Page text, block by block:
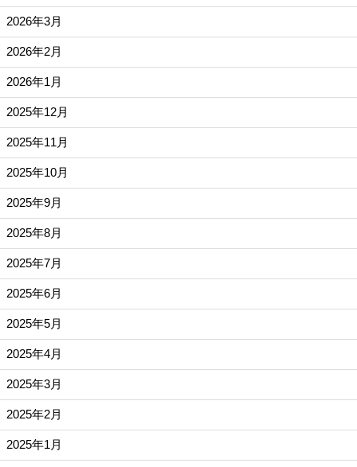
2026年3月
2026年2月
2026年1月
2025年12月
2025年11月
2025年10月
2025年9月
2025年8月
2025年7月
2025年6月
2025年5月
2025年4月
2025年3月
2025年2月
2025年1月